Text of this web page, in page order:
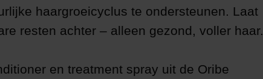
haargroeicyclus te ondersteunen. Laat
resten achter – alleen gezond, voller haar.
en treatment spray uit de Oribe